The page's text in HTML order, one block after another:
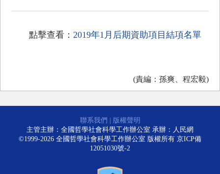
點擊查看： 2019年1月后期資助項目結項名單
(責編：孫爽、程宏毅)
聯系我們
版權聲明
主管主辦：全國哲學社會科學工作辦公室 承辦：人民網
©1999-2026 全國哲學社會科學工作辦公室 版權所有 京ICP備
12051030號-2